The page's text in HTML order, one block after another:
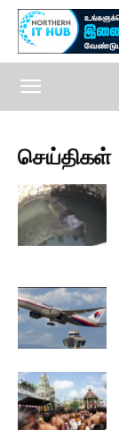
செய்திகள்